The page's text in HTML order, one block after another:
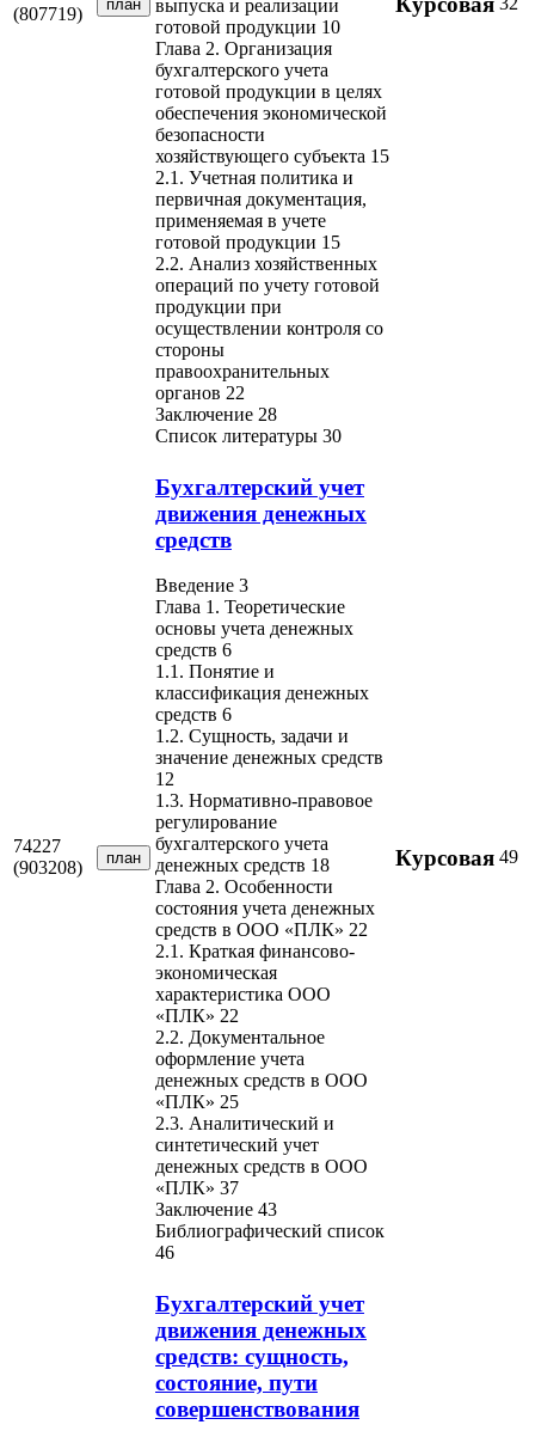
(807719)
план
выпуска и реализации
готовой продукции 10
Глава 2. Организация
бухгалтерского учета
готовой продукции в целях
обеспечения экономической
безопасности
хозяйствующего субъекта 15
2.1. Учетная политика и
первичная документация,
применяемая в учете
готовой продукции 15
2.2. Анализ хозяйственных
операций по учету готовой
продукции при
осуществлении контроля со
стороны
правоохранительных
органов 22
Заключение 28
Список литературы 30
74227
(903208)
план
Бухгалтерский учет
движения денежных
средств
Введение 3
Глава 1. Теоретические
основы учета денежных
средств 6
1.1. Понятие и
классификация денежных
средств 6
1.2. Сущность, задачи и
значение денежных средств
12
1.3. Нормативно-правовое
регулирование
бухгалтерского учета
денежных средств 18
Глава 2. Особенности
состояния учета денежных
средств в ООО «ПЛК» 22
2.1. Краткая финансово-
экономическая
характеристика ООО
«ПЛК» 22
2.2. Документальное
оформление учета
денежных средств в ООО
«ПЛК» 25
2.3. Аналитический и
синтетический учет
денежных средств в ООО
«ПЛК» 37
Заключение 43
Библиографический список
46
Курсовая 49
Бухгалтерский учет
движения денежных
средств: сущность,
состояние, пути
совершенствования